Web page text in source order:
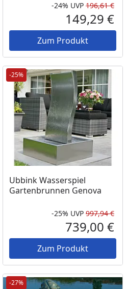
in ProzentPreis
Preis
-24% UVP 196,61 €
149,29 €
Zum Produkt
in ProzentPreis
Preis
-25%
Ubbink Wasserspiel
Gartenbrunnen Genova
-25% UVP 997,94 €
739,00 €
Zum Produkt
-27%